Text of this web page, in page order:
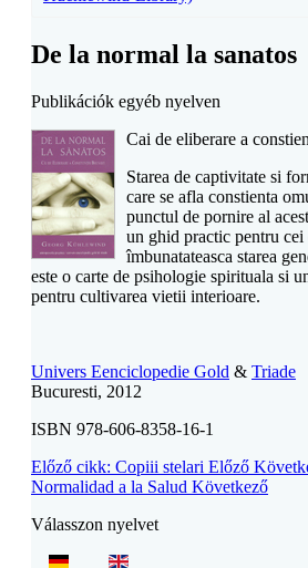
De la normal la sanatos
Publikációk egyéb nyelven
Cai de eliberare a
Starea de captivitate si
care se afla constienta
punctul de pornire al
un ghid practic pentru cei
îmbunatateasca starea
este o carte de psihologie spirituala si
pentru cultivarea vietii interioare.
Univers Eenciclopedie Gold & Triade
Bucuresti, 2012
ISBN 978-606-8358-16-1
Előző cikk: Copiii stelari Előző
Normalidad a la Salud Következő
Válasszon nyelvet